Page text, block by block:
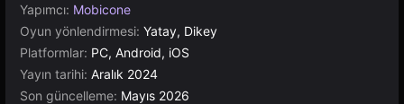
Yapımcı: Mobicone
Oyun yönlendirmesi: Yatay, Dikey
Platformlar: PC, Android, iOS
Yayın tarihi: Aralık 2024
Son güncelleme: Mayıs 2026